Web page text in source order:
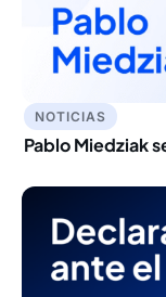
NOTICIAS
Pablo Miedziak